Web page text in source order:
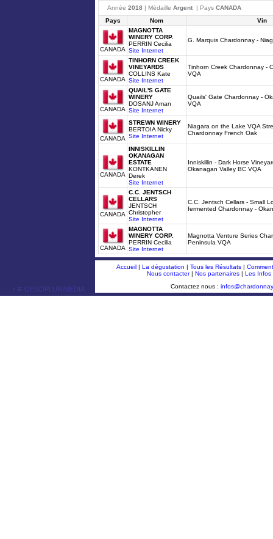
Année 2018 | Médaille Argent | Pays CANADA
Pays
Nom Vin
CANADA
MAGNOTTA
WINERY CORP.
PERRIN Cecilia
Site Internet
G. Marquis Chardonnay -
CANADA
TINHORN CREEK
VINEYARDS
COLLINS Kate
Site Internet
Tinhorn Creek Chardonnay -
VQA
CANADA
QUAIL'S GATE
WINERY
DOSANJ Aman
Site Internet
Quails' Gate Chardonnay -
VQA
CANADA
STREWN WINERY
BERTOIA Nicky
Site Internet
Niagara on the Lake VQA
Chardonnay French Oak
CANADA
INNISKILLIN
OKANAGAN
ESTATE
KONTKANEN
Derek
Site Internet
Inniskillin - Dark Horse
Okanagan Valley BC VQA
CANADA
C.C. JENTSCH
CELLARS
JENTSCH
Christopher
Site Internet
C.C. Jentsch Cellars - Small
fermented Chardonnay -
CANADA
MAGNOTTA
WINERY CORP.
PERRIN Cecilia
Site Internet
Magnotta Venture Series
Peninsula VQA
ￂﾮ OENOPLURIMEDIA
Accueil| La dégustation | Tous les Résultats|
Nous contacter| Nos partenaires| Les Infos
Contactez nous :